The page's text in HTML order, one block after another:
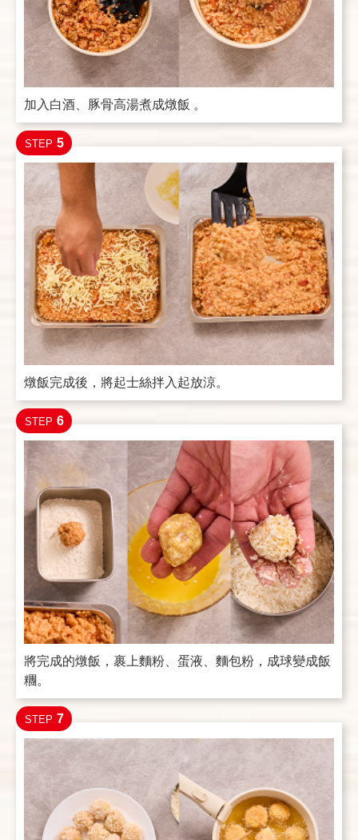
加入白酒、豚骨高湯煮成燉飯 。
STEP 5
燉飯完成後，將起士絲拌入起放涼。
STEP 6
將完成的燉飯，裹上麵粉、蛋液、麵包粉，成球變成飯
糰。
STEP 7